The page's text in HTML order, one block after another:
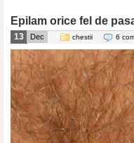
Epilam orice fel de
13 Dec chestii 6